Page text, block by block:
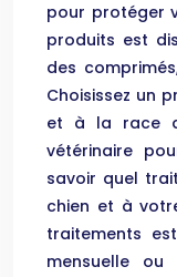
pour protéger
produits est
des
Choisissez un
et à la race
vétérinaire
savoir quel
chien et à
traitements
mensuelle